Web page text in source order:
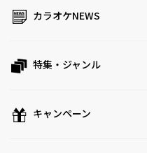
カラオケNEWS
特集・ジャンル
キャンペーン